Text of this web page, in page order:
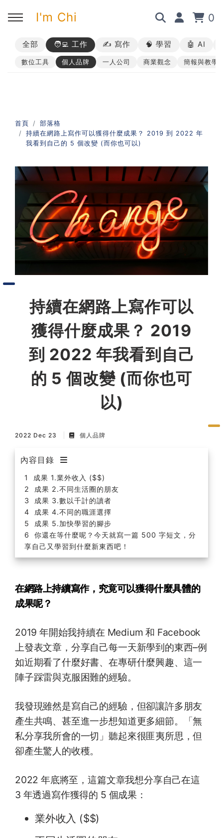
I'm Chi 0
回主選單
➡︎ 所有內容
回主選單
➡︎ 業配合作
回主選單
➡︎ 講座活動
回主選單
AI 職場應用｜ChatGPT 職場
應用入門
AI 職場應用｜ChatGPT 進階
AI 職場應用｜上班族的 AI 學
習術
職場工作復盤術
職場思維與工作術｜時間管理
職場思維與工作術｜卡片盒筆
記法
職場思維與工作術｜圖解問題
分析與解決 x AI 視覺化實戰
全部 🧑‍💻 工作 ✍️ 寫作 🧠 學習 🤖 AI
數位工具 個人品牌 一人公司 商業觀念 簡報與教學
首頁
部落格
持續在網路上寫作可以獲得什麼成果？ 2019 到 2022 年
我看到自己的 5 個改變 (而你也可以)
持續在網路上寫作可以
獲得什麼成果？ 2019
到 2022 年我看到自己
的 5 個改變 (而你也可
以)
2022 Dec 23 個人品牌
內容目錄
成果 1.業外收入 ($$)
成果 2.不同生活圈的朋友
成果 3.數以千計的讀者
成果 4.不同的職涯選擇
成果 5.加快學習的腳步
你還在等什麼呢？今天就寫一篇 500 字短文，分
享自己又學習到什麼新東西吧！
在網路上持續寫作，究竟可以獲得什麼具體的
成果呢？
2019 年開始我持續在 Medium 和 Facebook
上發表文章，分享自己每一天新學到的東西–例
如近期看了什麼好書、在專研什麼興趣、這一
陣子踩雷與克服困難的經驗。
我發現雖然是寫自己的經驗，但卻讓許多朋友
產生共鳴、甚至進一步想知道更多細節。「無
私分享我所會的一切」聽起來很匪夷所思，但
卻產生驚人的收穫。
2022 年底將至，這篇文章我想分享自己在這
3 年透過寫作獲得的 5 個成果：
業外收入 ($$)